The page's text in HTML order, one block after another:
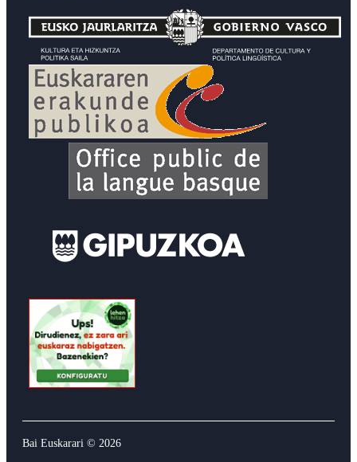
Bai Euskarari © 2026